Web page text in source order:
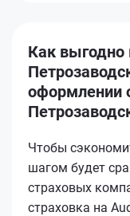
Как выгодно
оформлении
Чтобы
шагом будет
страховых
страховка на